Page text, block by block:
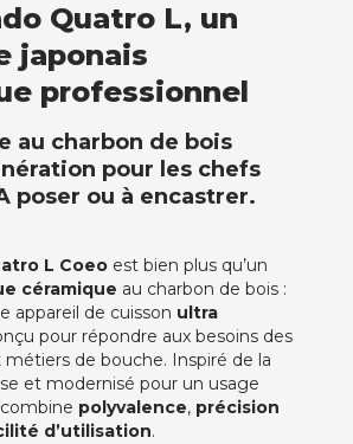
Quatro L, un
japonais
professionnel
au charbon de bois
pour les chefs
poser ou à encastrer.
L Coeo est bien plus qu’un
céramique au charbon de bois :
appareil de cuisson ultra
pour répondre aux besoins des
de bouche. Inspiré de la
et modernisé pour un usage
polyvalence, précision
d’utilisation.